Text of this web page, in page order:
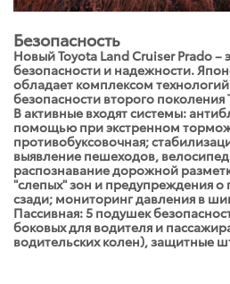
Безопасность
Новый Toyota Land Cruiser Prado
безопасности и надежности.
обладает комплексом
безопасности второго поколения
В активные входят системы:
помощью при экстренном
противобуксовочная;
выявление пешеходов,
распознавание дорожной
"слепых" зон и предупреждения
сзади; мониторинг давления в
Пассивная: 5 подушек
боковых для водителя и
водительских колен), защитные